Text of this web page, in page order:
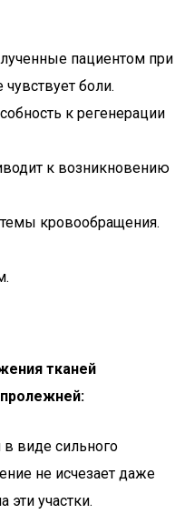
пациентом при
боли.
к регенерации
к возникновению
кровообращения.
тканей
в виде сильного
не исчезает даже
участки.